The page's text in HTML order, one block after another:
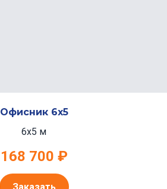
Офисник 6x5
6x5 м
168 700 ₽